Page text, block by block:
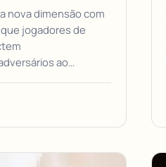
nova dimensão com
jogadores de
ao…